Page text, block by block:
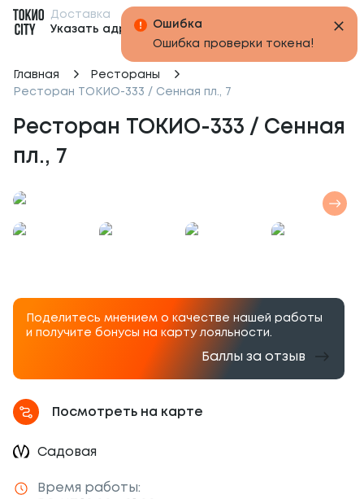
Доставка
Указать адрес
Главная
Рестораны
Ресторан ТОКИО-333 / Сенная пл., 7
Ресторан ТОКИО-333 / Сенная
пл., 7
Поделитесь мнением о качестве нашей работы
и получите бонусы на карту лояльности.
Баллы за отзыв
Посмотреть на карте
Садовая
Время работы: